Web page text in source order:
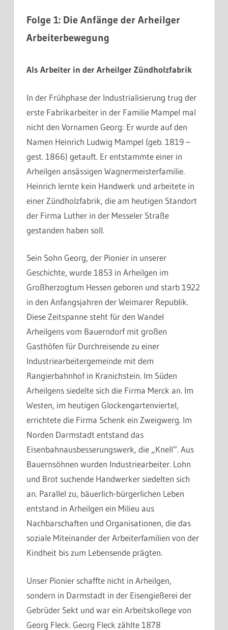
Folge 1: Die Anfänge der Arheilger
Arbeiterbewegung
Als Arbeiter in der Arheilger Zündholzfabrik
In der Frühphase der Industrialisierung trug der
erste Fabrikarbeiter in der Familie Mampel mal
nicht den Vornamen Georg: Er wurde auf den
Namen Heinrich Ludwig Mampel (geb. 1819 –
gest. 1866) getauft. Er entstammte einer in
Arheilgen ansässigen Wagnermeisterfamilie.
Heinrich lernte kein Handwerk und arbeitete in
einer Zündholzfabrik, die am heutigen Standort
der Firma Luther in der Messeler Straße
gestanden haben soll.
Sein Sohn Georg, der Pionier in unserer
Geschichte, wurde 1853 in Arheilgen im
Großherzogtum Hessen geboren und starb 1922
in den Anfangsjahren der Weimarer Republik.
Diese Zeitspanne steht für den Wandel
Arheilgens vom Bauerndorf mit großen
Gasthöfen für Durchreisende zu einer
Industriearbeitergemeinde mit dem
Rangierbahnhof in Kranichstein. Im Süden
Arheilgens siedelte sich die Firma Merck an. Im
Westen, im heutigen Glockengartenviertel,
errichtete die Firma Schenk ein Zweigwerg. Im
Norden Darmstadt entstand das
Eisenbahnausbesserungswerk, die „Knell“. Aus
Bauernsöhnen wurden Industriearbeiter. Lohn
und Brot suchende Handwerker siedelten sich
an. Parallel zu, bäuerlich-bürgerlichen Leben
entstand in Arheilgen ein Milieu aus
Nachbarschaften und Organisationen, die das
soziale Miteinander der Arbeiterfamilien von der
Kindheit bis zum Lebensende prägten.
Unser Pionier schaffte nicht in Arheilgen,
sondern in Darmstadt in der Eisengießerei der
Gebrüder Sekt und war ein Arbeitskollege von
Georg Fleck. Georg Fleck zählte 1878